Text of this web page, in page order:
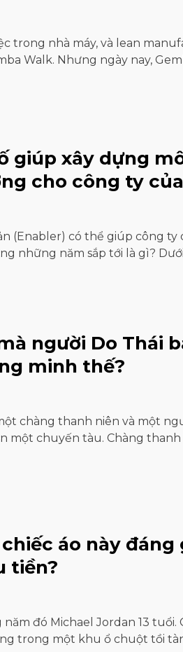
trong nhà máy, và lean
Walk. Nhưng ngày nay,
giúp xây dựng
cho công ty
(Enabler) có thể giúp công ty
những năm sắp tới là gì?
người Do Thái
minh thế?
chàng thanh niên và một
một chuyến tàu. Chàng
áo này đáng
tiền?
đó Michael Jordan 13 tuổi.
trong một khu ổ chuột tồi